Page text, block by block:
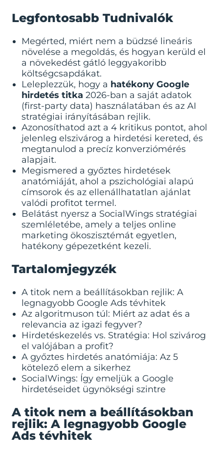
Legfontosabb Tudnivalók
Megérted, miért nem a büdzsé lineáris
növelése a megoldás, és hogyan kerüld el
a növekedést gátló leggyakoribb
költségcsapdákat.
Leleplezzük, hogy a hatékony Google
hirdetés titka 2026-ban a saját adatok
(first-party data) használatában és az AI
stratégiai irányításában rejlik.
Azonosíthatod azt a 4 kritikus pontot, ahol
jelenleg elszivárog a hirdetési kereted, és
megtanulod a precíz konverziómérés
alapjait.
Megismered a győztes hirdetések
anatómiáját, ahol a pszichológiai alapú
címsorok és az ellenállhatatlan ajánlat
valódi profitot termel.
Belátást nyersz a SocialWings stratégiai
szemléletébe, amely a teljes online
marketing ökoszisztémát egyetlen,
hatékony gépezetként kezeli.
Tartalomjegyzék
A titok nem a beállításokban rejlik: A
legnagyobb Google Ads tévhitek
Az algoritmuson túl: Miért az adat és a
relevancia az igazi fegyver?
Hirdetéskezelés vs. Stratégia: Hol szivárog
el valójában a profit?
A győztes hirdetés anatómiája: Az 5
kötelező elem a sikerhez
SocialWings: Így emeljük a Google
hirdetéseidet ügynökségi szintre
A titok nem a beállításokban
rejlik: A legnagyobb Google
Ads tévhitek